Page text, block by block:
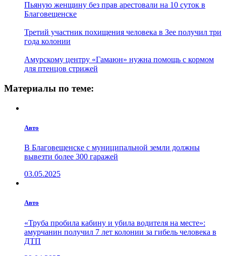
Пьяную женщину без прав арестовали на 10 суток в
Благовещенске
Третий участник похищения человека в Зее получил три
года колонии
Амурскому центру «Гамаюн» нужна помощь с кормом
для птенцов стрижей
Материалы по теме:
Авто
В Благовещенске с муниципальной земли должны
вывезти более 300 гаражей
03.05.2025
Авто
«Труба пробила кабину и убила водителя на месте»:
амурчанин получил 7 лет колонии за гибель человека в
ДТП